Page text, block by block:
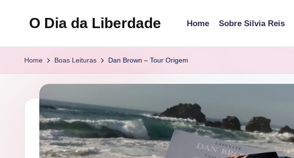
O Dia da Liberdade Home Sobre Silvia Reis
Home Boas Leituras Dan Brown – Tour Origem